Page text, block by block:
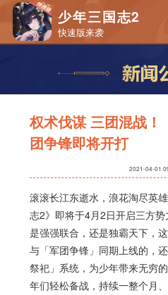
少年三国志2
快速版来袭
权术伐谋 三团混战！
团争锋即将开打
2021-04-01
滚滚长江东逝水，浪花淘尽英
志2》即将于4月2日开启三方势
是强强联合，还是独霸天下，
与「军团争锋」同期上线的，
祭祀」系统，为少年带来无穷
年们轻松备战，持续一整个月